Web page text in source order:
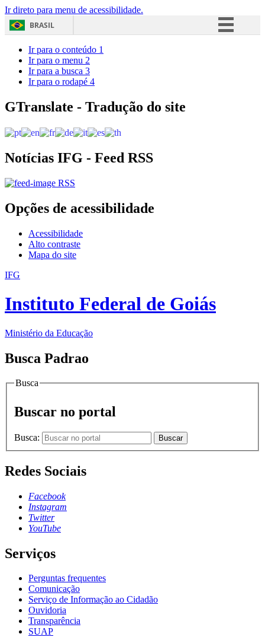
Ir direto para menu de acessibilidade.
BRASIL
Acesso à informação
Ir para o conteúdo 1
Ir para o menu 2
Ir para a busca 3
Ir para o rodapé 4
GTranslate - Tradução do site
Notícias IFG - Feed RSS
RSS
Opções de acessibilidade
Acessibilidade
Alto contraste
Mapa do site
IFG
Instituto Federal de Goiás
Ministério da Educação
Busca Padrao
Busca
Buscar no portal
Busca: Buscar
Redes Sociais
Facebook
Instagram
Twitter
YouTube
Serviços
Perguntas frequentes
Comunicação
Serviço de Informação ao Cidadão
Ouvidoria
Transparência
SUAP